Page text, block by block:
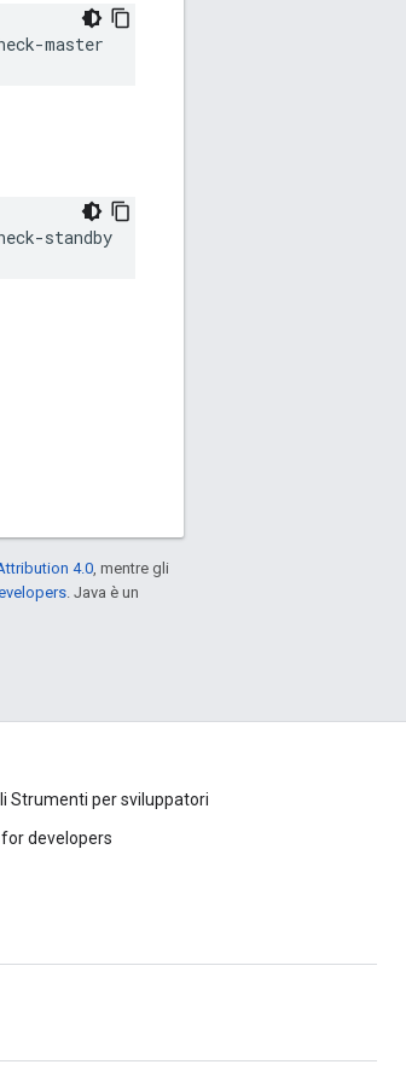
master
standby
4.0, mentre gli
. Java è un
Strumenti per sviluppatori
developers